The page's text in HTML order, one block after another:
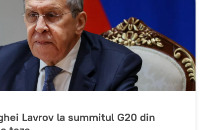
Lavrov la summitul G20 din